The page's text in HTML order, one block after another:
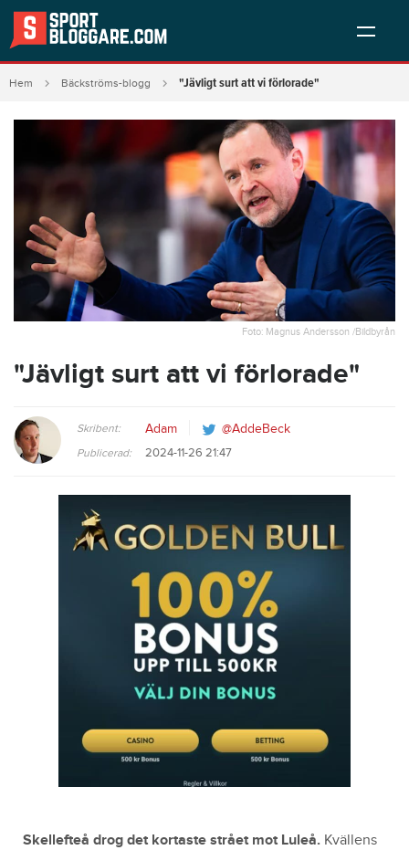
Hem Bäckströms-blogg "Jävligt surt att vi förlorade"
Foto: Magnus Andersson /Bildbyrån
"Jävligt surt att vi förlorade"
Skribent: Adam @AddeBeck
Publicerad: 2024-11-26 21:47
Skellefteå drog det kortaste strået mot Luleå. Kvällens